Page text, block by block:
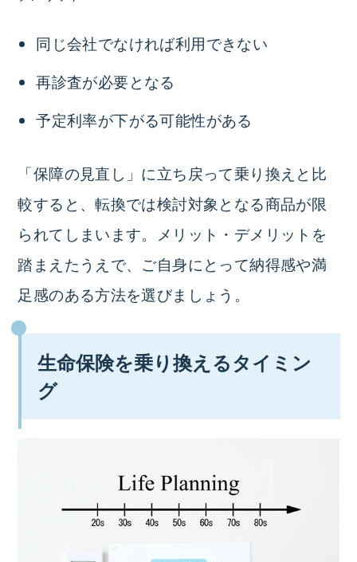
同じ会社でなければ利用できない
再診査が必要となる
予定利率が下がる可能性がある
「保障の見直し」に立ち戻って乗り換えと比
較すると、転換では検討対象となる商品が限
られてしまいます。メリット・デメリットを
踏まえたうえで、ご自身にとって納得感や満
足感のある方法を選びましょう。
生命保険を乗り換えるタイミン
グ